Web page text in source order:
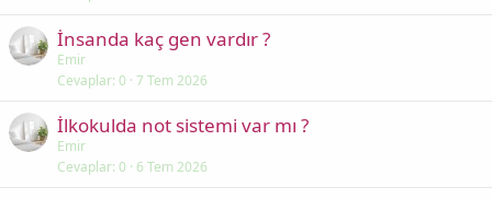
İnsanda kaç gen vardır ?
Emir
Cevaplar 0 7 Tem 2026
İlkokulda not sistemi var mı ?
Emir
Cevaplar 0 6 Tem 2026